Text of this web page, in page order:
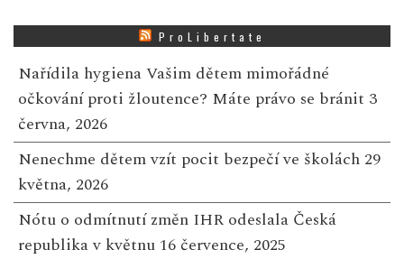
ProLibertate
Nařídila hygiena Vašim dětem mimořádné
očkování proti žloutence? Máte právo se bránit 3
června, 2026
Nenechme dětem vzít pocit bezpečí ve školách 29
května, 2026
Nótu o odmítnutí změn IHR odeslala Česká
republika v květnu 16 července, 2025